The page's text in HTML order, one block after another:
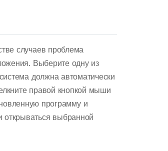
случаев проблема
Выберите одну из
должна автоматически
правой кнопкой мыши
программу и
выбранной